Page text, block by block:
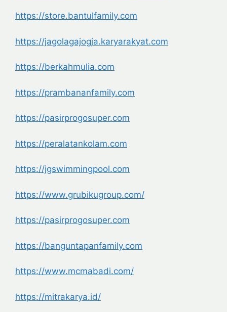
https://store.bantulfamily.com
https://jagolagajogja.karyarakyat.com
https://berkahmulia.com
https://prambananfamily.com
https://pasirprogosuper.com
https://peralatankolam.com
https://jgswimmingpool.com
https://www.grubikugroup.com/
https://pasirprogosuper.com
https://banguntapanfamily.com
https://www.mcmabadi.com/
https://mitrakarya.id/